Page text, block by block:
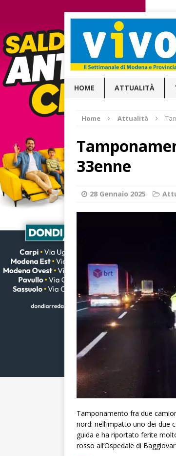
HOME ATTUALITÀ
Home Attualità
33enne
28 Gennaio 2025
Tamponamento fra due
nord: nell’impatto uno dei due
guida e ha riportato ferite
rosso all’Ospedale di